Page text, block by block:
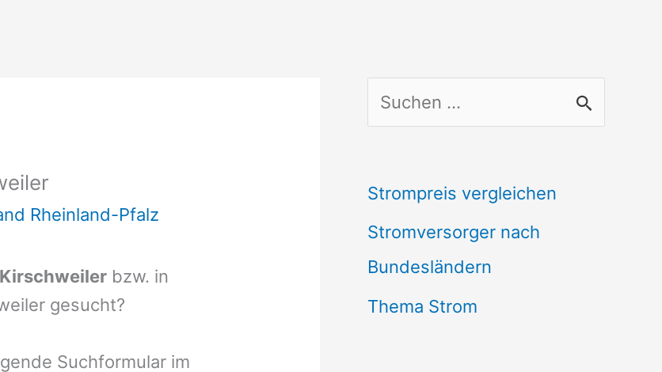
Rheinland-Pfalz
bzw. in
gesucht?
Suchformular im
u
h
e
n
n
Strompreis vergleichen
Stromversorger nach
Bundesländern
Thema Strom